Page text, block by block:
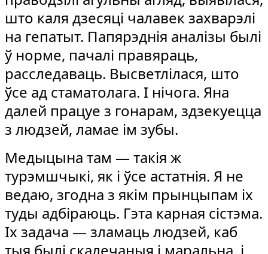
што каля дзесяці чалавек захварэлі
на гепатыт. Папярэднія аналізы былі
ў норме, пачалі правяраць,
расследаваць. Высветлілася, што
ўсе ад стаматолага. І нічога. Яна
далей працуе з гонарам, здзекуецца
з людзей, ламае ім зубы.
Медыцына там — такія ж
турэмшчыкі, як і ўсе астатнія. Я не
ведаю, згодна з якім прынцыпам іх
туды адбіраюць. Гэта карная сістэма.
Іх задача — зламаць людзей, каб